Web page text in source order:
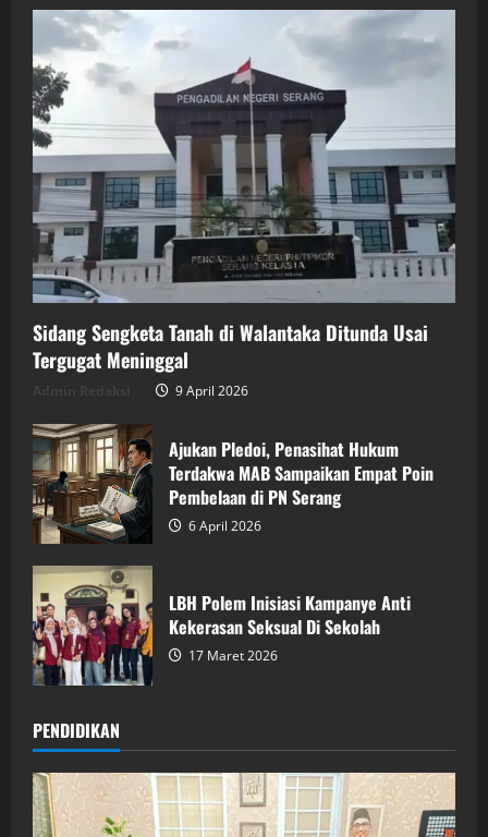
Sidang Sengketa Tanah di Walantaka Ditunda Usai
Tergugat Meninggal
9 April 2026
Ajukan Pledoi, Penasihat Hukum
Terdakwa MAB Sampaikan Empat Poin
Pembelaan di PN Serang
6 April 2026
LBH Polem Inisiasi Kampanye Anti
Kekerasan Seksual Di Sekolah
17 Maret 2026
PENDIDIKAN